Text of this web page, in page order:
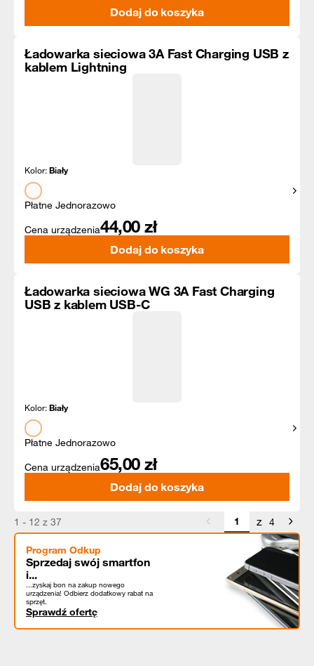
Dodaj do koszyka
Ładowarka sieciowa 3A Fast Charging USB z
kablem Lightning
Kolor:Biały
Płatne Jednorazowo
Cena urządzenia44,00 zł
Dodaj do koszyka
Ładowarka sieciowa WG 3A Fast Charging
USB z kablem USB-C
Kolor:Biały
Płatne Jednorazowo
Cena urządzenia65,00 zł
Dodaj do koszyka
1 - 12 z 37 z 4
Program Odkup
Sprzedaj swój smartfon
i...
...zyskaj bon na zakup nowego
urządzenia! Odbierz dodatkowy rabat na
sprzęt.
Sprawdź ofertę